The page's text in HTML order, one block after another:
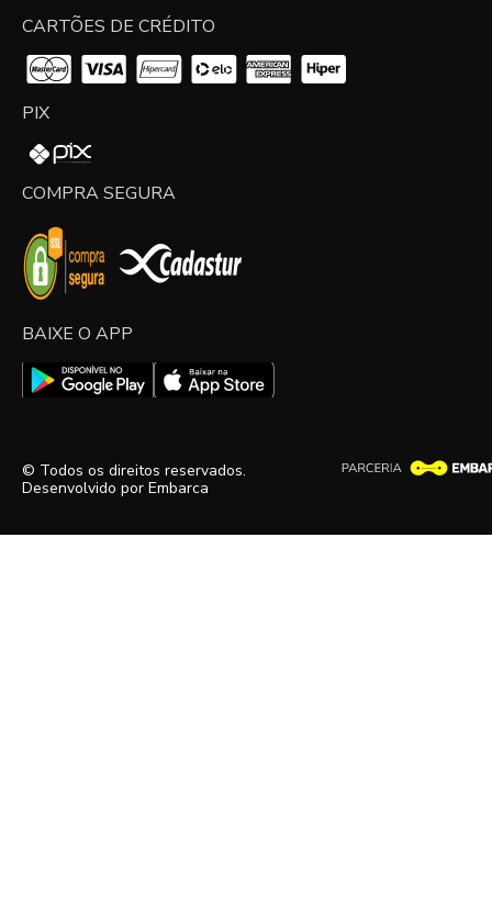
CARTÕES DE CRÉDITO
PIX
COMPRA SEGURA
BAIXE O APP
© Todos os direitos reservados.
Desenvolvido por Embarca